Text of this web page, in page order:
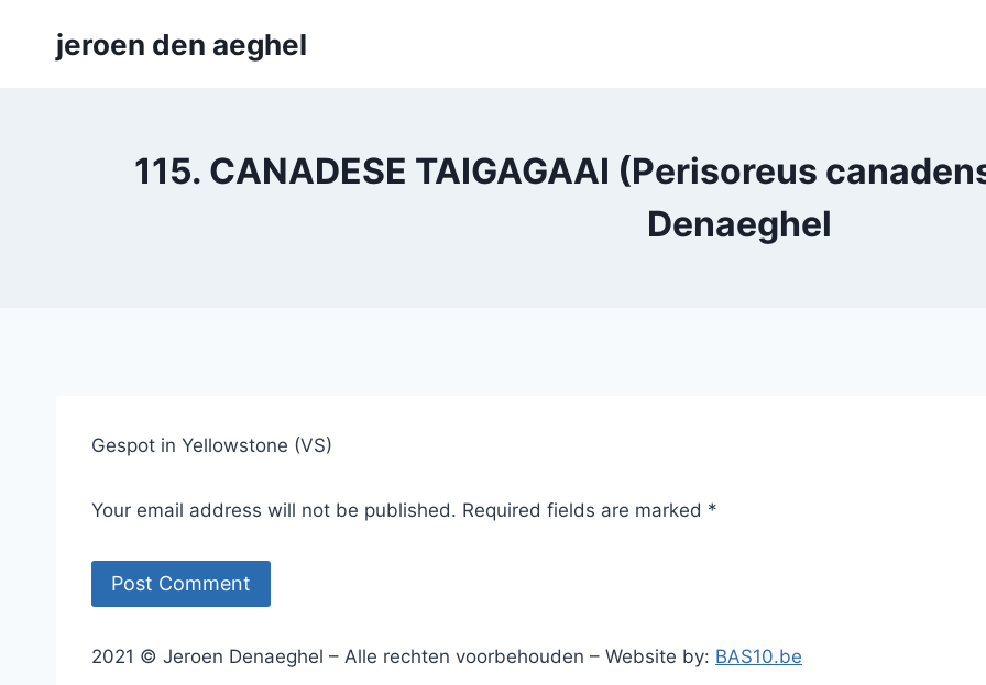
jeroen den aeghel
115. CANADESE TAIGAGAAI (Perisoreus
Denaeghel
Gespot in Yellowstone (VS)
Your email address will not be published. Required fields are marked *
2021 © Jeroen Denaeghel – Alle rechten voorbehouden – Website by: BAS10.be